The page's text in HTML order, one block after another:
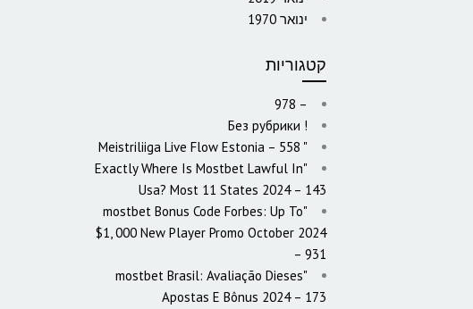
ינואר 1970
קטגוריות
– 978
! Без рубрики
"️ Meistriliiga Live Flow Estonia – 558
"Exactly Where Is Mostbet Lawful In
Usa? Most 11 States 2024 – 143
"mostbet Bonus Code Forbes: Up To
$1, 000 New Player Promo October 2024
– 931
"mostbet Brasil: Avaliação Dieses
Apostas E Bônus 2024 – 173